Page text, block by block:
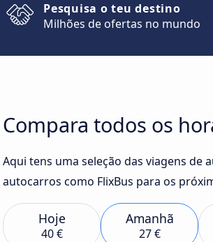
Pesquisa o teu destino
Milhões de ofertas no mundo
Compara todos os
Aqui tens uma seleção das viagens
autocarros como FlixBus para os
Hoje
40 €
Amanhã
27 €